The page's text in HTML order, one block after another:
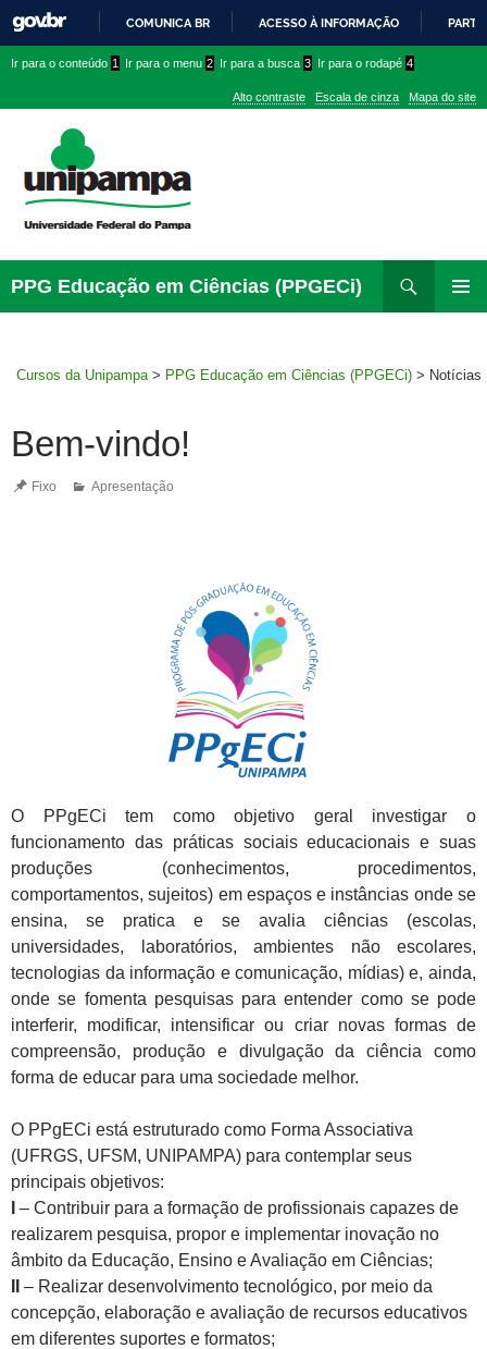
PARA
CONTEÚDO
COMUNICA BR ACESSO À INFORMAÇÃO
conteúdo
menu
superior
menu
Ir para o conteúdo 1 Ir para o menu 2 Ir para a busca 3 Ir para o rodapé 4
Alto contraste Escala de cinza Mapa do site
PPG Educação em Ciências (PPGECi)
Cursos da Unipampa > PPG Educação em Ciências (PPGECi) > Notícias
Bem-vindo!
Fixo Apresentação
O PPgECi tem como objetivo geral investigar o
funcionamento das práticas sociais educacionais e suas
produções (conhecimentos, procedimentos,
comportamentos, sujeitos) em espaços e instâncias onde se
ensina, se pratica e se avalia ciências (escolas,
universidades, laboratórios, ambientes não escolares,
tecnologias da informação e comunicação, mídias) e, ainda,
onde se fomenta pesquisas para entender como se pode
interferir, modificar, intensificar ou criar novas formas de
compreensão, produção e divulgação da ciência como
forma de educar para uma sociedade melhor.
O PPgECi está estruturado como Forma Associativa
(UFRGS, UFSM, UNIPAMPA) para contemplar seus
principais objetivos:
– Contribuir para a formação de profissionais capazes de
realizarem pesquisa, propor e implementar inovação no
âmbito da Educação, Ensino e Avaliação em Ciências;
– Realizar desenvolvimento tecnológico, por meio da
concepção, elaboração e avaliação de recursos educativos
em diferentes suportes e formatos;